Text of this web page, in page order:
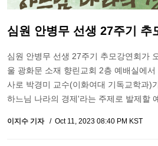
심원 안병무 선생 27주기 추
심원 안병무 선생 27주기 추모강연회가
울 광화문 소재 향린교회 2층 예배실에
사로 박경미 교수(이화여대 기독교학과)
하느님 나라의 경제'라는 주제로 발제할
이지수 기자 Oct 11, 2023 08:40 PM KST